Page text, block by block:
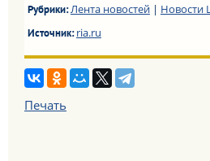
Рубрики:Лента новостей| Новости
Источник:ria.ru
Печать